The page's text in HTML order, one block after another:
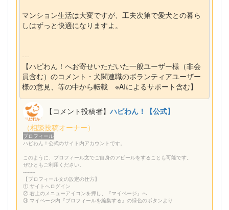
マンション生活は大変ですが、工夫次第で愛犬との暮ら
しはずっと快適になりますよ。
---
【ハピわん！へお寄せいただいた一般ユーザー様（非会
員含む）のコメント・犬関連職のボランティアユーザー
様の意見、等の中から転載 ※AIによるサポート含む】
【コメント投稿者】ハピわん！【公式】
（相談投稿オーナー）
プロフィール
ハピわん！公式のサイト内アカウントです。
このように、プロフィール文でご自身のアピールをすることも可能です。
ぜひともご利用ください。
--------
【プロフィール文の設定の仕方】
① サイトへログイン
② 右上のメニューアイコンを押し、『マイページ』へ
③ マイページ内『プロフィールを編集する』の緑色のボタンより